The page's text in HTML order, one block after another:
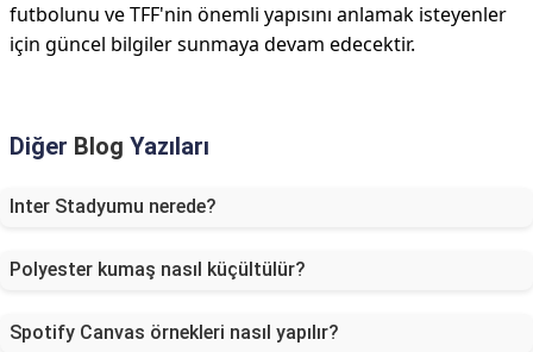
futbolunu ve TFF'nin önemli yapısını anlamak isteyenler
için güncel bilgiler sunmaya devam edecektir.
Diğer Blog Yazıları
Inter Stadyumu nerede?
Polyester kumaş nasıl küçültülür?
Spotify Canvas örnekleri nasıl yapılır?